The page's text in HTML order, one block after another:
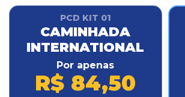
PCD KIT 01
CAMINHADA
INTERNATIONAL
Por apenas
R$ 84,50